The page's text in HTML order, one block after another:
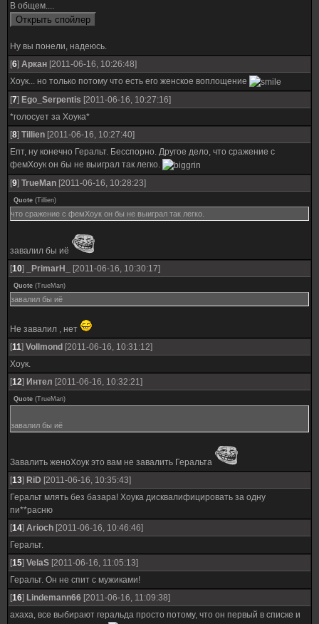
В общем....
Ну вы понели, надеюсь.
[6] Аркан [2011-06-16, 10:26:48]
Хоук... но только потому что есть его женское воплощение
[7] Ego_Serpentis [2011-06-16, 10:27:16]
*голосует за Хоука*
[8] Tillien [2011-06-16, 10:27:40]
Епт, ну конечно Геральт. Бесспорно. Другое дело, что сражение с
фемХоук он бы не выиграл так легко.
[9] TrueMan [2011-06-16, 10:28:23]
Quote (Tillien)
что сражение с фемХоук он бы не выиграл так легко.
завалил бы иё
[10] _PrimarH_ [2011-06-16, 10:30:17]
Quote (TrueMan)
завалил бы иё
Не завалил , нет
[11] Vollmond [2011-06-16, 10:31:12]
Хоук.
[12] Интел [2011-06-16, 10:32:21]
Quote (TrueMan)
завалил бы иё
Завалить женоХоук это вам не завалить Геральта
[13] RiD [2011-06-16, 10:35:43]
Геральт млять без базара! Хоука дисквалифицировать за одну
пи**расню
[14] Arioch [2011-06-16, 10:46:46]
Геральт.
[15] VelaS [2011-06-16, 11:05:13]
Геральт. Он не спит с мужиками!
[16] Lindemann66 [2011-06-16, 11:09:38]
ахаха, все выбирают геральда просто потому, что он первый в списке и